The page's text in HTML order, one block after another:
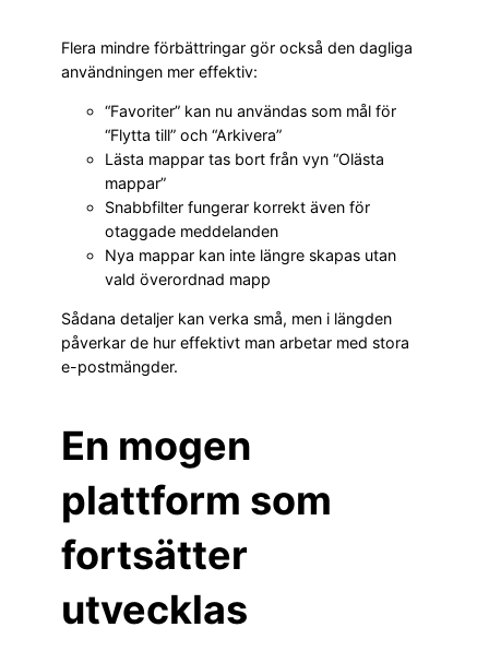
Flera mindre förbättringar gör också den dagliga
användningen mer effektiv:
“Favoriter” kan nu användas som mål för
“Flytta till” och “Arkivera”
Lästa mappar tas bort från vyn “Olästa
mappar”
Snabbfilter fungerar korrekt även för
otaggade meddelanden
Nya mappar kan inte längre skapas utan
vald överordnad mapp
Sådana detaljer kan verka små, men i längden
påverkar de hur effektivt man arbetar med stora
e-postmängder.
En mogen
plattform som
fortsätter
utvecklas